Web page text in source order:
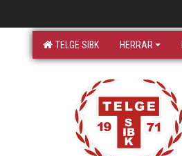
TELGE SIBK HERRAR